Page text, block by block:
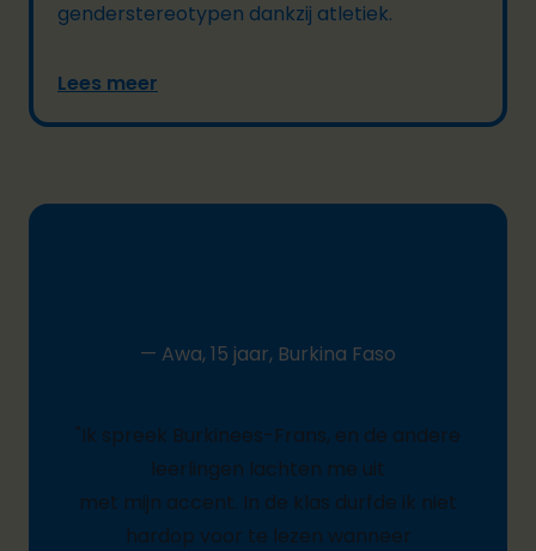
genderstereotypen dankzij atletiek.
Lees meer
— Awa, 15 jaar, Burkina Faso
"Ik spreek Burkinees-Frans, en de andere
leerlingen lachten me uit
met mijn accent. In de klas durfde ik niet
hardop voor te lezen wanneer